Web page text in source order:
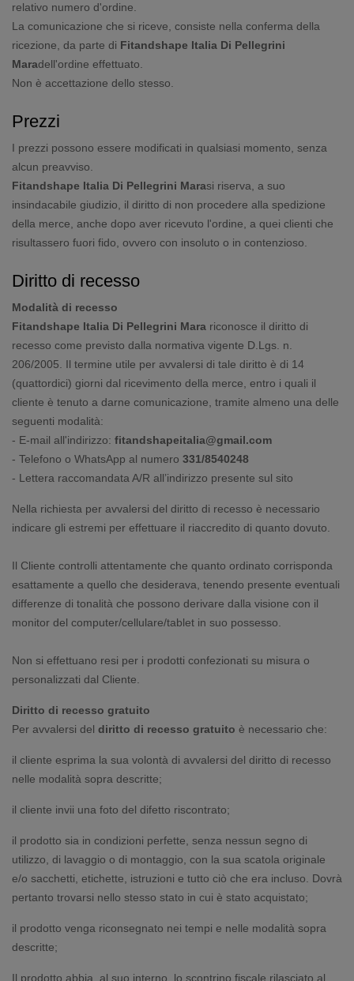
relativo numero d'ordine.
La comunicazione che si riceve, consiste nella conferma della
ricezione, da parte di Fitandshape Italia Di Pellegrini
Maradell'ordine effettuato.
Non è accettazione dello stesso.
Prezzi
I prezzi possono essere modificati in qualsiasi momento, senza
alcun preavviso.
Fitandshape Italia Di Pellegrini Marasi riserva, a suo
insindacabile giudizio, il diritto di non procedere alla spedizione
della merce, anche dopo aver ricevuto l'ordine, a quei clienti che
risultassero fuori fido, ovvero con insoluto o in contenzioso.
Diritto di recesso
Modalità di recesso
Fitandshape Italia Di Pellegrini Mara riconosce il diritto di
recesso come previsto dalla normativa vigente D.Lgs. n.
206/2005. Il termine utile per avvalersi di tale diritto è di 14
(quattordici) giorni dal ricevimento della merce, entro i quali il
cliente è tenuto a darne comunicazione, tramite almeno una delle
seguenti modalità:
- E-mail all'indirizzo: fitandshapeitalia@gmail.com
- Telefono o WhatsApp al numero 331/8540248
- Lettera raccomandata A/R all’indirizzo presente sul sito
Nella richiesta per avvalersi del diritto di recesso è necessario
indicare gli estremi per effettuare il riaccredito di quanto dovuto.
Il Cliente controlli attentamente che quanto ordinato corrisponda
esattamente a quello che desiderava, tenendo presente eventuali
differenze di tonalità che possono derivare dalla visione con il
monitor del computer/cellulare/tablet in suo possesso.
Non si effettuano resi per i prodotti confezionati su misura o
personalizzati dal Cliente.
Diritto di recesso gratuito
Per avvalersi del diritto di recesso gratuito è necessario che:
il cliente esprima la sua volontà di avvalersi del diritto di recesso
nelle modalità sopra descritte;
il cliente invii una foto del difetto riscontrato;
il prodotto sia in condizioni perfette, senza nessun segno di
utilizzo, di lavaggio o di montaggio, con la sua scatola originale
e/o sacchetti, etichette, istruzioni e tutto ciò che era incluso. Dovrà
pertanto trovarsi nello stesso stato in cui è stato acquistato;
il prodotto venga riconsegnato nei tempi e nelle modalità sopra
descritte;
Il prodotto abbia, al suo interno, lo scontrino fiscale rilasciato al